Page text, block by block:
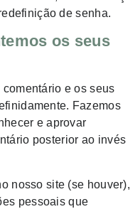
de senha.
os seus
e os seus
Fazemos
e aprovar
posterior ao invés
nosso site (se houver),
pessoais que